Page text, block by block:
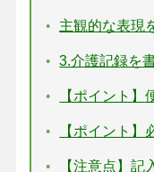
主観的な表現
3.介護記録を
【ポイント】
【ポイント】
【注意点】